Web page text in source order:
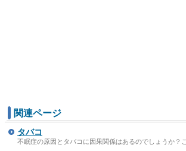
関連ページ
タバコ
不眠症の原因とタバコに因果関係はあるのでしょうか？